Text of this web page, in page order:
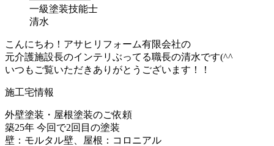
一級塗装技能士
清水
こんにちわ！アサヒリフォーム有限会社の
元介護施設長のインテリぶってる職長の清水です(^^ゞ
いつもご覧いただきありがとうございます！！
施工宅情報
外壁塗装・屋根塗装のご依頼
築25年 今回で2回目の塗装
壁：モルタル壁、屋根：コロニアル